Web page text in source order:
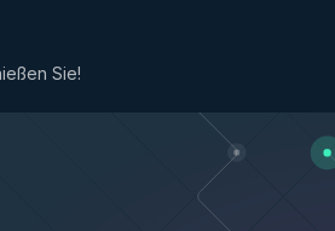
Sie!